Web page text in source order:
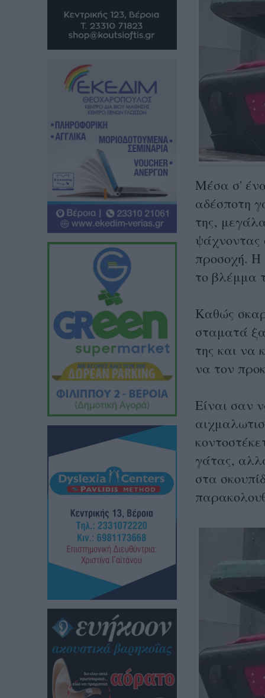
Μέσα σ'
αδέσποτη
της,
ψάχνοντας
προσοχή. Η
το βλέμμα
Καθώς
σταματά
της και να
να τον
Είναι σαν
γάτας,
στα